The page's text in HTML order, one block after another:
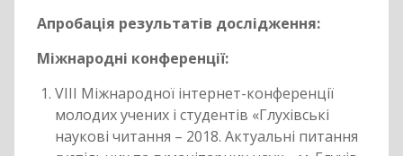
Апробація результатів дослідження:
Міжнародні конференції:
VIII Міжнародної інтернет-конференції
молодих учених і студентів «Глухівські
наукові читання – 2018. Актуальні питання